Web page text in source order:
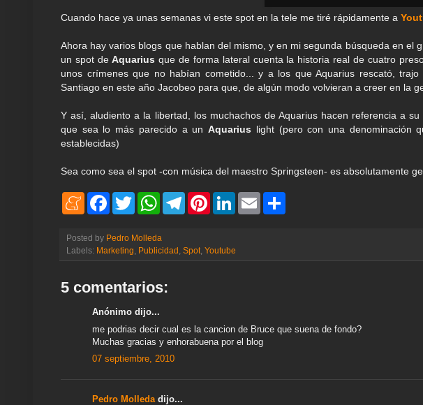
Cuando hace ya unas semanas vi este spot en la tele me tiré rápidamente a
Ahora hay varios blogs que hablan del mismo, y en mi segunda búsqueda en el
un spot deAquarius que de forma lateral cuenta la historia real de cuatro
unos crímenes que no habían cometido... y a los que Aquarius rescató,
Santiago en este año Jacobeo para que, de algún modo volvieran a creer en la
Y así, aludiento a la libertad, los muchachos de Aquarius hacen referencia a
que sea lo más parecido a unAquarius light (pero con una denominación
establecidas)
Sea como sea el spot -con música del maestro Springsteen- es absolutamente
M
a
m
e
F
b
o
o
T
w
t
e
r
W
s
A
p
T
r
a
P
r
e
L
I
E
Posted by Pedro Molleda
Labels: Marketing Publicidad Spot Youtube
5 comentarios:
Anónimo dijo...
me podrias decir cual es la cancion de Bruce que suena de fondo?
Muchas gracias y enhorabuena por el blog
07 septiembre, 2010
Pedro Molledadijo...